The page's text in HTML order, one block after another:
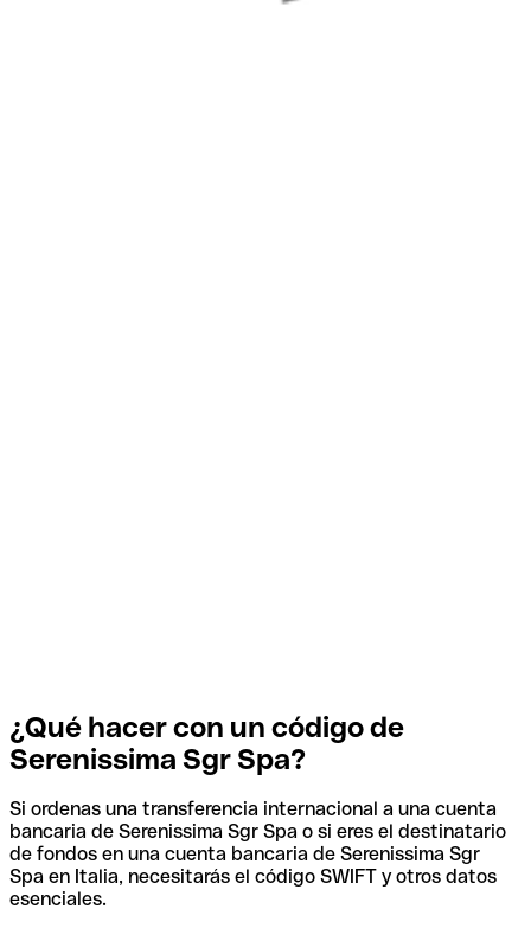
¿Qué hacer con un código de
Serenissima Sgr Spa?
Si ordenas una transferencia internacional a una cuenta
bancaria de Serenissima Sgr Spa o si eres el destinatario
de fondos en una cuenta bancaria de Serenissima Sgr
Spa en Italia, necesitarás el código SWIFT y otros datos
esenciales.